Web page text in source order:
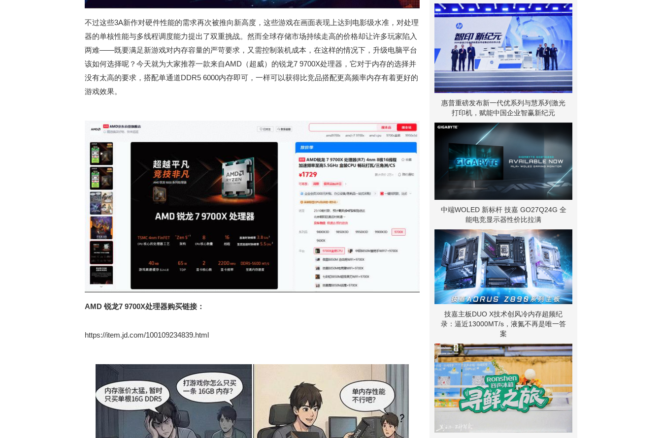
不过这些3A新作对硬件性能的需求再次被推向新高度，这些游戏在画面表现上达到电影级水准，对处理
器的单核性能与多线程调度能力提出了双重挑战。然而全球存储市场持续走高的价格却让许多玩家陷入
两难——既要满足新游戏对内存容量的严苛要求，又需控制装机成本，在这样的情况下，升级电脑平台
该如何选择呢？今天就为大家推荐一款来自AMD（超威）的锐龙7 9700X处理器，它对于内存的选择并
没有太高的要求，搭配单通道DDR5 6000内存即可，一样可以获得比竞品搭配更高频率内存有着更好的
游戏效果。
AMD 锐龙7 9700X处理器购买链接：
https://item.jd.com/100109234839.html
惠普重磅发布新一代优系列与慧系列激光
打印机，赋能中国企业智赢新纪元
中端WOLED 新标杆 技嘉 GO27Q24G 全
能电竞显示器性价比拉满
技嘉主板DUO X技术创风冷内存超频纪
录：逼近13000MT/s，液氮不再是唯一答
案